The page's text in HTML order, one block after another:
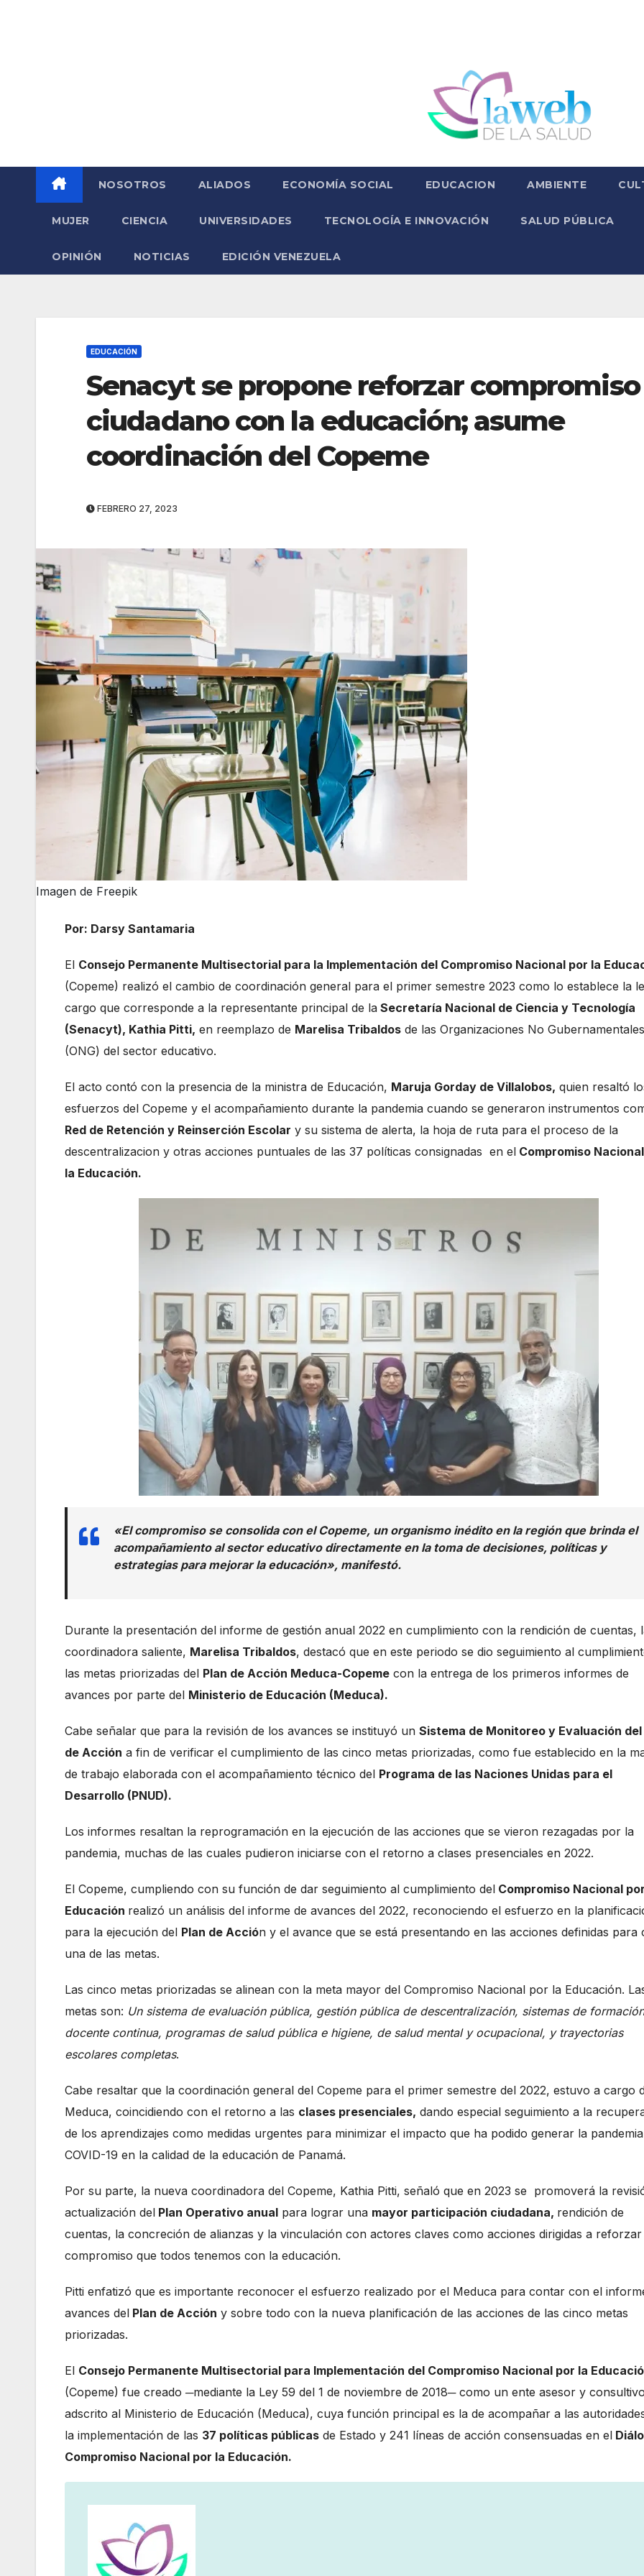
NOSOTROS ALIADOS ECONOMÍA SOCIAL EDUCACION AMBIENTE
MUJER CIENCIA UNIVERSIDADES TECNOLOGÍA E INNOVACIÓN SALUD PÚBLICA
OPINIÓN NOTICIAS EDICIÓN VENEZUELA
EDUCACIÓN
Senacyt se propone reforzar compromiso
ciudadano con la educación; asume
coordinación del Copeme
FEBRERO 27, 2023
Imagen de Freepik
Por: Darsy Santamaria
El Consejo Permanente Multisectorial para la Implementación del Compromiso Nacional por la
(Copeme) realizó el cambio de coordinación general para el primer semestre 2023 como lo establece la
cargo que corresponde a la representante principal de la Secretaría Nacional de Ciencia y Tecnología
(Senacyt), Kathia Pitti, en reemplazo de Marelisa Tribaldos de las Organizaciones No Gubernamentales
(ONG) del sector educativo.
El acto contó con la presencia de la ministra de Educación, Maruja Gorday de Villalobos, quien resaltó
esfuerzos del Copeme y el acompañamiento durante la pandemia cuando se generaron instrumentos
Red de Retención y Reinserción Escolar y su sistema de alerta, la hoja de ruta para el proceso de la
descentralizacion y otras acciones puntuales de las 37 políticas consignadas en el Compromiso
la Educación.
«El compromiso se consolida con el Copeme, un organismo inédito en la región que brinda el
acompañamiento al sector educativo directamente en la toma de decisiones, políticas y
estrategias para mejorar la educación», manifestó.
Durante la presentación del informe de gestión anual 2022 en cumplimiento con la rendición de cuentas,
coordinadora saliente, Marelisa Tribaldos, destacó que en este periodo se dio seguimiento al
las metas priorizadas del Plan de Acción Meduca-Copeme con la entrega de los primeros informes de
avances por parte del Ministerio de Educación (Meduca).
Cabe señalar que para la revisión de los avances se instituyó un Sistema de Monitoreo y Evaluación del
de Acción a fin de verificar el cumplimiento de las cinco metas priorizadas, como fue establecido en la
de trabajo elaborada con el acompañamiento técnico del Programa de las Naciones Unidas para el
Desarrollo (PNUD).
Los informes resaltan la reprogramación en la ejecución de las acciones que se vieron rezagadas por la
pandemia, muchas de las cuales pudieron iniciarse con el retorno a clases presenciales en 2022.
El Copeme, cumpliendo con su función de dar seguimiento al cumplimiento del Compromiso Nacional
Educación realizó un análisis del informe de avances del 2022, reconociendo el esfuerzo en la
para la ejecución del Plan de Acción y el avance que se está presentando en las acciones definidas para
una de las metas.
Las cinco metas priorizadas se alinean con la meta mayor del Compromiso Nacional por la Educación.
metas son: Un sistema de evaluación pública, gestión pública de descentralización, sistemas de formación
docente continua, programas de salud pública e higiene, de salud mental y ocupacional, y trayectorias
escolares completas.
Cabe resaltar que la coordinación general del Copeme para el primer semestre del 2022, estuvo a cargo
Meduca, coincidiendo con el retorno a las clases presenciales, dando especial seguimiento a la
de los aprendizajes como medidas urgentes para minimizar el impacto que ha podido generar la
COVID-19 en la calidad de la educación de Panamá.
Por su parte, la nueva coordinadora del Copeme, Kathia Pitti, señaló que en 2023 se promoverá la
actualización del Plan Operativo anual para lograr una mayor participación ciudadana, rendición de
cuentas, la concreción de alianzas y la vinculación con actores claves como acciones dirigidas a
compromiso que todos tenemos con la educación.
Pitti enfatizó que es importante reconocer el esfuerzo realizado por el Meduca para contar con el
avances del Plan de Acción y sobre todo con la nueva planificación de las acciones de las cinco metas
priorizadas.
El Consejo Permanente Multisectorial para Implementación del Compromiso Nacional por la
(Copeme) fue creado ─mediante la Ley 59 del 1 de noviembre de 2018─ como un ente asesor y
adscrito al Ministerio de Educación (Meduca), cuya función principal es la de acompañar a las
la implementación de las 37 políticas públicas de Estado y 241 líneas de acción consensuadas en el
Compromiso Nacional por la Educación.